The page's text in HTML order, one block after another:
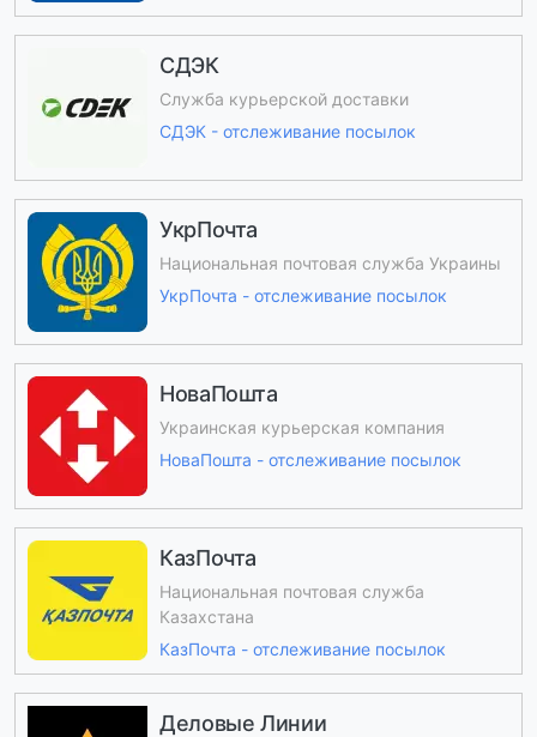
СДЭК
Служба курьерской доставки
СДЭК - отслеживание посылок
УкрПочта
Национальная почтовая служба Украины
УкрПочта - отслеживание посылок
НоваПошта
Украинская курьерская компания
НоваПошта - отслеживание посылок
КазПочта
Национальная почтовая служба
Казахстана
КазПочта - отслеживание посылок
Деловые Линии